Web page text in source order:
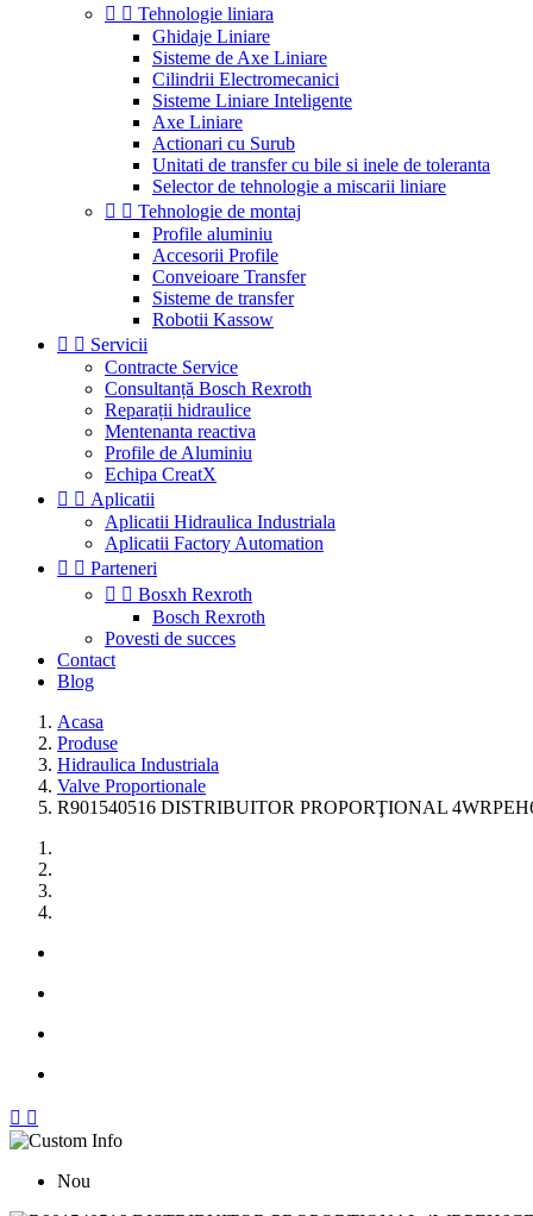
  Tehnologie liniara
Ghidaje Liniare
Sisteme de Axe Liniare
Cilindrii Electromecanici
Sisteme Liniare Inteligente
Axe Liniare
Actionari cu Surub
Unitati de transfer cu bile si inele de toleranta
Selector de tehnologie a miscarii liniare
  Tehnologie de montaj
Profile aluminiu
Accesorii Profile
Conveioare Transfer
Sisteme de transfer
Robotii Kassow
  Servicii
Contracte Service
Consultanță Bosch Rexroth
Reparații hidraulice
Mentenanta reactiva
Profile de Aluminiu
Echipa CreatX
  Aplicatii
Aplicatii Hidraulica Industriala
Aplicatii Factory Automation
  Parteneri
  Bosxh Rexroth
Bosch Rexroth
Povesti de succes
Contact
Blog
Acasa
Produse
Hidraulica Industriala
Valve Proportionale
R901540516 DISTRIBUITOR PROPORŢIONAL
 
Nou